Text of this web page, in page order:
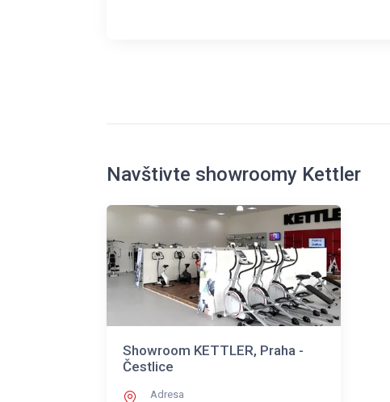
Navštivte showroomy Kettler
Showroom KETTLER, Praha -
Čestlice
Adresa